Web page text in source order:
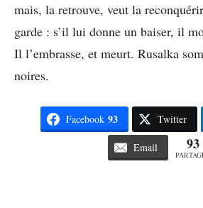
mais, la retrouve, veut la
garde : s’il lui donne un baiser, il
Il l’embrasse, et meurt. Rusalka
noires.
Facebook 93 Twitter
Email 93